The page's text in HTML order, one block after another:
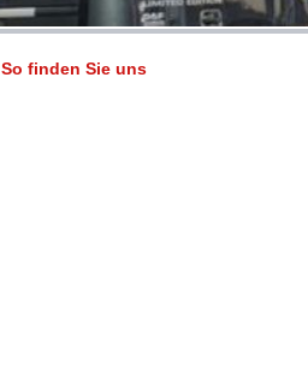
So finden Sie uns